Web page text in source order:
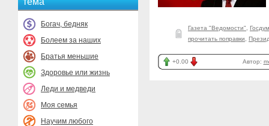
Богач, бедняк
Болеем за наших
Братья меньшие
Здоровье или жизнь
Леди и медведи
Моя семья
Научим любого
Газета "Ведомости"
прочитать поправки
+0.00 Автор: